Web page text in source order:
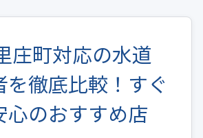
庄町対応の水道
を徹底比較！すぐ
心のおすすめ店